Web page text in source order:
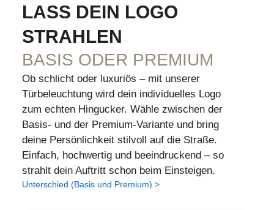
LASS DEIN LOGO
STRAHLEN
BASIS ODER PREMIUM
Ob schlicht oder luxuriös – mit unserer
Türbeleuchtung wird dein individuelles Logo
zum echten Hingucker. Wähle zwischen der
Basis- und der Premium-Variante und bring
deine Persönlichkeit stilvoll auf die Straße.
Einfach, hochwertig und beeindruckend – so
strahlt dein Auftritt schon beim Einsteigen.
Unterschied (Basis und Premium) >